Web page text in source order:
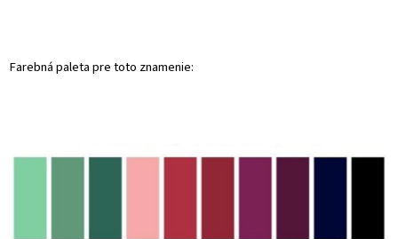
Farebná paleta pre toto znamenie: